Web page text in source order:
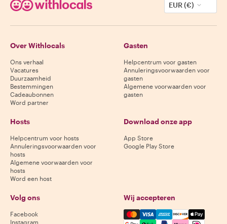
EUR (€)
Over Withlocals
Ons verhaal
Vacatures
Duurzaamheid
Bestemmingen
Cadeaubonnen
Word partner
Gasten
Helpcentrum voor gasten
Annuleringsvoorwaarden voor
gasten
Algemene voorwaarden voor
gasten
Hosts
Helpcentrum voor hosts
Annuleringsvoorwaarden voor
hosts
Algemene voorwaarden voor
hosts
Word een host
Download onze app
App Store
Google Play Store
Volg ons
Facebook
Instagram
Wij accepteren
Mastercard, Visa, Amex,